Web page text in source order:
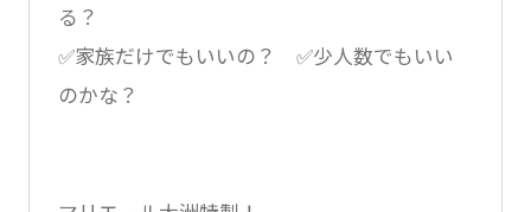
る？
✅家族だけでもいいの？ ✅少人数でもいい
のかな？